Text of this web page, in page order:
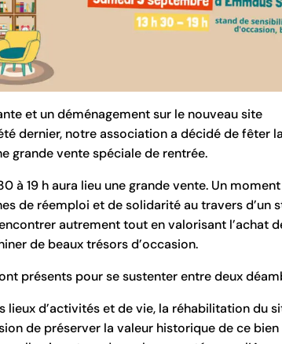
et un déménagement sur le nouveau site
dernier, notre association a décidé de fêter
grande vente spéciale de rentrée.
à 19 h aura lieu une grande vente. Un
de réemploi et de solidarité au travers d’un
autrement tout en valorisant l’achat
de beaux trésors d’occasion.
présents pour se sustenter entre deux
lieux d’activités et de vie, la réhabilitation du
de préserver la valeur historique de ce